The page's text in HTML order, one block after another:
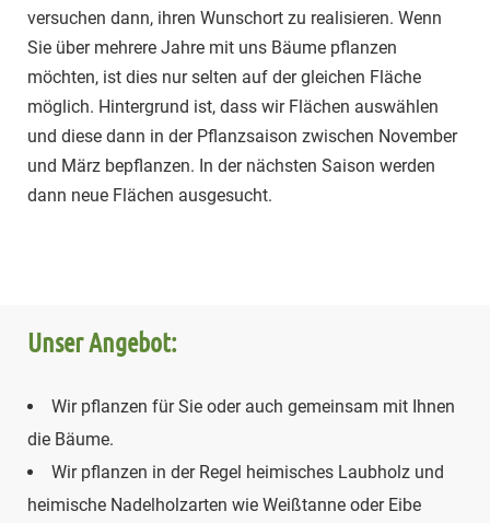
versuchen dann, ihren Wunschort zu realisieren. Wenn
Sie über mehrere Jahre mit uns Bäume pflanzen
möchten, ist dies nur selten auf der gleichen Fläche
möglich. Hintergrund ist, dass wir Flächen auswählen
und diese dann in der Pflanzsaison zwischen November
und März bepflanzen. In der nächsten Saison werden
dann neue Flächen ausgesucht.
Unser Angebot:
Wir pflanzen für Sie oder auch gemeinsam mit Ihnen
die Bäume.
Wir pflanzen in der Regel heimisches Laubholz und
heimische Nadelholzarten wie Weißtanne oder Eibe